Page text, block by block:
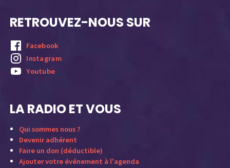
RETROUVEZ-NOUS SUR
Facebook
Instagram
Youtube
LA RADIO ET VOUS
Qui sommes nous ?
Devenir adhérent
Faire un don (déductible)
Ajouter votre événement à l'agenda